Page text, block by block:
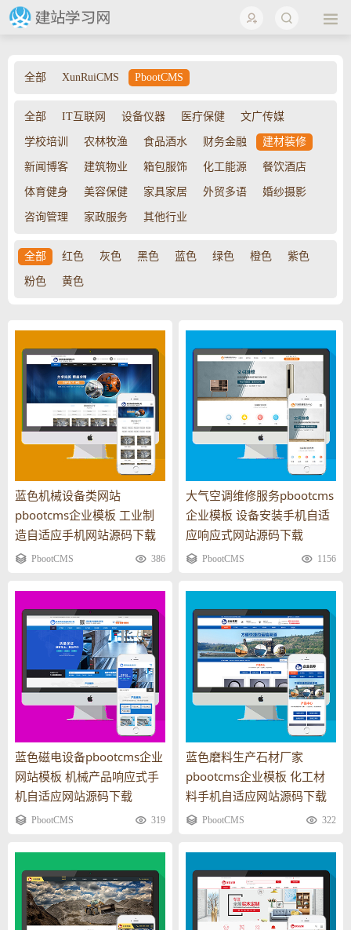
全部 XunRuiCMS PbootCMS
全部 IT互联网 设备仪器 医疔保健 文广传媒
学校培训 农林牧渔 食品酒水 财务金融 建材装修
新闻博客 建筑物业 箱包服饰 化工能源 餐饮酒店
体育健身 美容保健 家具家居 外贸多语 婚纱摄影
咨询管理 家政服务 其他行业
全部 红色 灰色 黑色 蓝色 绿色 橙色 紫色
粉色 黄色
蓝色机械设备类网站
pbootcms企业模板 工业制
造自适应手机网站源码下载
PbootCMS 386
大气空调维修服务pbootcms
企业模板 设备安装手机自适
应响应式网站源码下载
PbootCMS 1156
蓝色磁电设备pbootcms企业
网站模板 机械产品响应式手
机自适应网站源码下载
PbootCMS 319
蓝色磨料生产石材厂家
pbootcms企业模板 化工材
料手机自适应网站源码下载
PbootCMS 322